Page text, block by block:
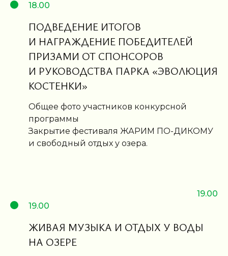
18.00
ПОДВЕДЕНИЕ ИТОГОВ
И НАГРАЖДЕНИЕ ПОБЕДИТЕЛЕЙ
ПРИЗАМИ ОТ СПОНСОРОВ
И РУКОВОДСТВА ПАРКА «ЭВОЛЮЦИЯ
КОСТЕНКИ»
Общее фото участников конкурсной
программы
Закрытие фестиваля ЖАРИМ ПО-ДИКОМУ
и свободный отдых у озера.
19.00
19.00
ЖИВАЯ МУЗЫКА И ОТДЫХ У ВОДЫ
НА ОЗЕРЕ